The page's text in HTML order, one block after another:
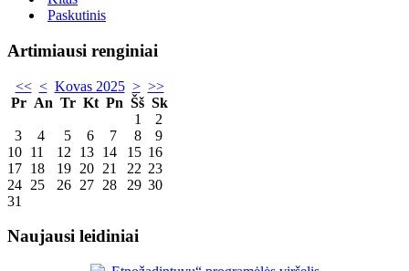
Paskutinis
Artimiausi renginiai
<< < Kovas 2025 > >>
Pr An Tr Kt Pn Šš Sk
1
2
3
4 5 6 7 8
9
10 11 12 13 14 15 16
17 18 19 20 21 22 23
24 25 26 27 28 29 30
31
Naujausi leidiniai